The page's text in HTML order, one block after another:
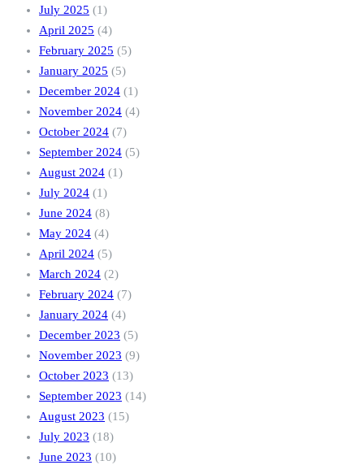
July 2025 (1)
April 2025 (4)
February 2025 (5)
January 2025 (5)
December 2024 (1)
November 2024 (4)
October 2024 (7)
September 2024 (5)
August 2024 (1)
July 2024 (1)
June 2024 (8)
May 2024 (4)
April 2024 (5)
March 2024 (2)
February 2024 (7)
January 2024 (4)
December 2023 (5)
November 2023 (9)
October 2023 (13)
September 2023 (14)
August 2023 (15)
July 2023 (18)
June 2023 (10)